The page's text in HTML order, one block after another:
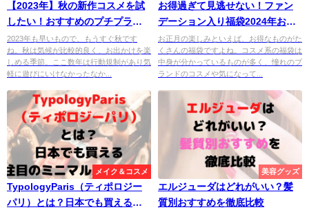
【2023年】秋の新作コスメを試
したい！おすすめのプチプラア
イテム一挙まとめ！
2023年も早いもので、もうすぐ秋です
ね。秋は気候が比較的良く、お出かけを楽
しめる季節。ここ数年は行動規制があり気
軽に遊びにいけなかったなか...
お得過ぎて見逃せない！ファン
デーション入り福袋2024年おす
すめ4選！
お正月の楽しみといえば、お得なものがた
くさんの福袋ですよね。コスメ系の福袋は
中身が分かっているものが多く、憧れのブ
ランドのコスメや気になって...
メイク＆コスメ
TypologyParis（ティポロジー
パリ）とは？日本でも買える注
美容グッズ
エルジューダはどれがいい？髪
質別おすすめを徹底比較